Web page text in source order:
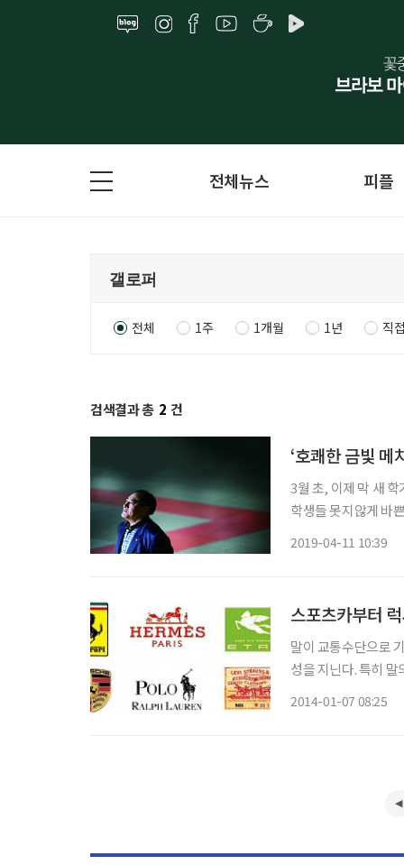
전체뉴스 피플
전체 1주 1개월 1년 직
검색결과 총 2 건
‘호쾌한 금빛
3월 초, 이제 막 새
학생들 못지않게 바
2019-04-11 10:39
스포츠카부터
말이 교통수단으로
성을 지닌다. 특히
2014-01-07 08:25